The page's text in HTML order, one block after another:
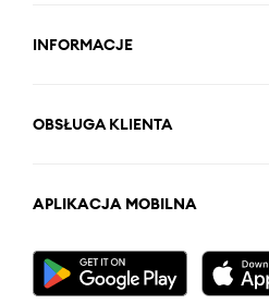
INFORMACJE
OBSŁUGA KLIENTA
APLIKACJA MOBILNA